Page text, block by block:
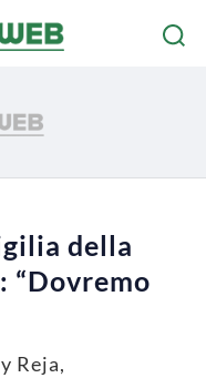
della
“Dovremo
Reja,